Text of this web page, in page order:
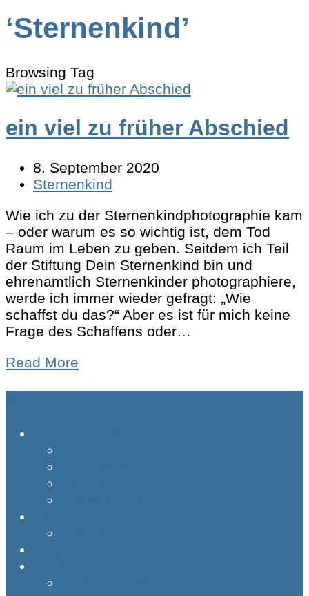
‘Sternenkind’
Browsing Tag
ein viel zu früher Abschied
8. September 2020
Sternenkind
Wie ich zu der Sternenkindphotographie kam
– oder warum es so wichtig ist, dem Tod
Raum im Leben zu geben. Seitdem ich Teil
der Stiftung Dein Sternenkind bin und
ehrenamtlich Sternenkinder photographiere,
werde ich immer wieder gefragt: „Wie
schaffst du das?“ Aber es ist für mich keine
Frage des Schaffens oder…
Read More